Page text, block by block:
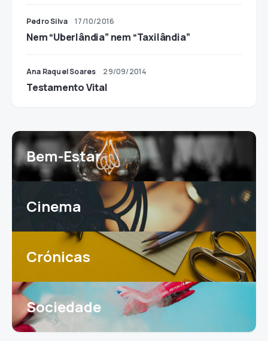
Pedro Silva 17/10/2016
Nem “Uberlândia” nem “Taxilândia”
Ana Raquel Soares 29/09/2014
Testamento Vital
Bem-Estar
Cinema
Crónicas
Sociedade